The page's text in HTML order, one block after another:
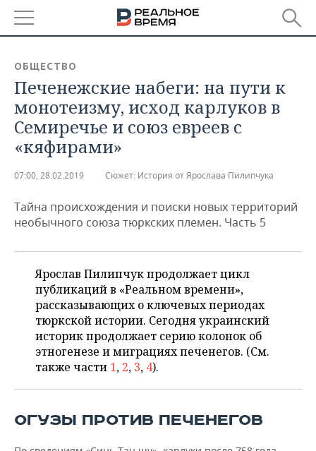
БАШКОРТОСТАН
ТАТАРСТАН
УДМУРТИЯ
НОВОСТИ
АНАЛИТИКА
НОВОСТИ АНАЛИТИКИ
ДЕКЛАРАЦИИ О ДОХОДАХ
КОРОЛИ ГОСЗАКАЗА ПФО
КОМУ ПРИНАДЛЕЖАТ
ТОРГОВЫЕ ЦЕНТРЫ
ТАТАРСТАНА
ЭКОНОМИКА
НОВОСТИ ЭКОНОМИКИ
ФИНАНСЫ
БЮДЖЕТ
ИНВЕСТИЦИИ
ПРОМЫШЛЕННОСТЬ
НОВОСТИ
ПРОМЫШЛЕННОСТИ
АГРОПРОМ
МАШИНОСТРОЕНИЕ
НЕФТЕХИМИЯ
НЕФТЬ
ОПК
ЭНЕРГЕТИКА
НЕДВИЖИМОСТЬ
НОВОСТИ АВТО
БИЗНЕС
НОВОСТИ БИЗНЕСА
РОЗНИЧНАЯ ТОРГОВЛЯ
ТРАНСПОРТ
ТЕХНОЛОГИИ
НОВОСТИ ТЕХНОЛОГИЙ
МЕРОПРИЯТИЯ
НОВОСТИ МЕРОПРИЯТИЙ
СПОРТ
ОБЩЕСТВО
Печенежские набеги: на пути к
монотеизму, исход карлуков в
Семиречье и союз евреев с
«кяфирами»
07:00, 28.02.2019 Сюжет: История от Ярослава Пилипчука
Тайна происхождения и поиски новых территорий
необычного союза тюркских племен. Часть 5
Ярослав Пилипчук продолжает цикл
публикаций в «Реальном времени»,
рассказывающих о ключевых периодах
тюркской истории. Сегодня украинский
историк продолжает серию колонок об
этногенезе и миграциях печенегов. (См.
также части 1, 2, 3, 4).
ОГУЗЫ ПРОТИВ ПЕЧЕНЕГОВ